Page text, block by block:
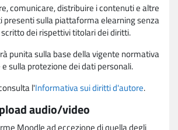
comunicare, distribuire i contenuti e altre
presenti sulla piattaforma elearning senza
dei rispettivi titolari dei diritti.
punita sulla base della vigente normativa
sulla protezione dei dati personali.
l'Informativa sui diritti d'autore.
audio/video
Moodle ad eccezione di quella degli